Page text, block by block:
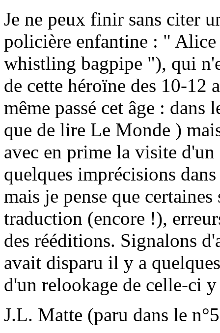
Je ne peux finir sans citer
policière enfantine : "
whistling bagpipe "), qui
de cette héroïne des 10-12
même passé cet âge :
que de lire Le Monde )
avec en prime la visite
quelques imprécisions
mais je pense que
traduction (encore !),
des rééditions. Signalons
avait disparu il y a
d'un relookage de celle-ci
J.L. Matte (paru dans le